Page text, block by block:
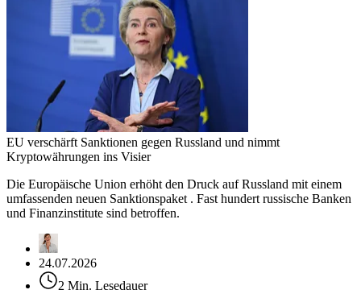
EU verschärft Sanktionen gegen Russland und nimmt
Kryptowährungen ins Visier
Die Europäische Union erhöht den Druck auf Russland mit einem
umfassenden neuen Sanktionspaket . Fast hundert russische Banken
und Finanzinstitute sind betroffen.
24.07.2026
2 Min. Lesedauer